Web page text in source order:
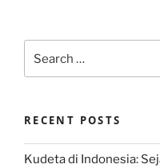
for:
RECENT POSTS
Kudeta di Indonesia: